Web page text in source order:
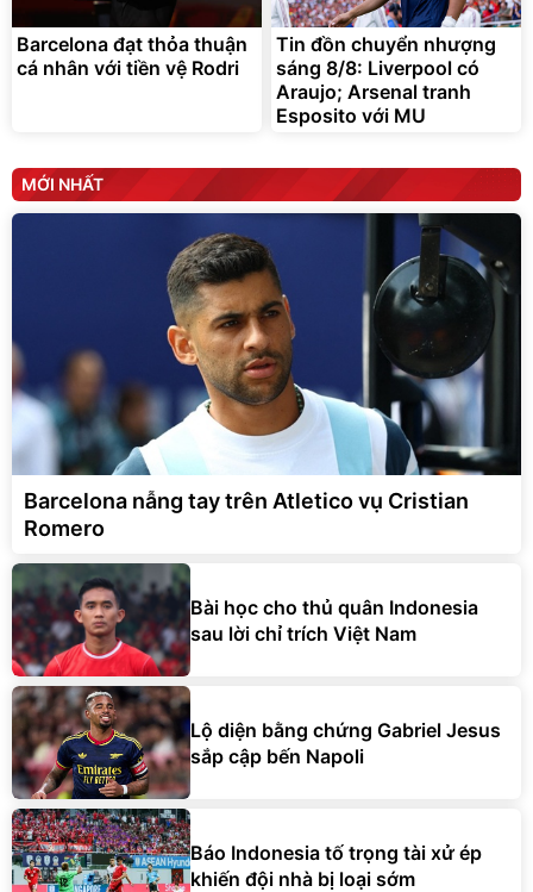
Barcelona đạt thỏa thuận
cá nhân với tiền vệ Rodri
Tin đồn chuyển nhượng
sáng 8/8: Liverpool có
Araujo; Arsenal tranh
Esposito với MU
MỚI NHẤT
Barcelona nẫng tay trên Atletico vụ Cristian
Romero
Bài học cho thủ quân Indonesia
sau lời chỉ trích Việt Nam
Lộ diện bằng chứng Gabriel Jesus
sắp cập bến Napoli
Báo Indonesia tố trọng tài xử ép
khiến đội nhà bị loại sớm